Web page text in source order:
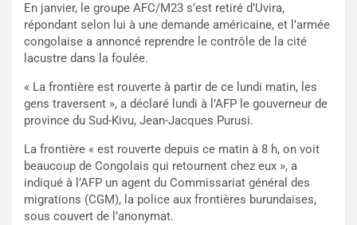
En janvier, le groupe AFC/M23 s’est retiré d’Uvira,
répondant selon lui à une demande américaine, et l’armée
congolaise a annoncé reprendre le contrôle de la cité
lacustre dans la foulée.
« La frontière est rouverte à partir de ce lundi matin, les
gens traversent », a déclaré lundi à l’AFP le gouverneur de
province du Sud-Kivu, Jean-Jacques Purusi.
La frontière « est rouverte depuis ce matin à 8 h, on voit
beaucoup de Congolais qui retournent chez eux », a
indiqué à l’AFP un agent du Commissariat général des
migrations (CGM), la police aux frontières burundaises,
sous couvert de l’anonymat.